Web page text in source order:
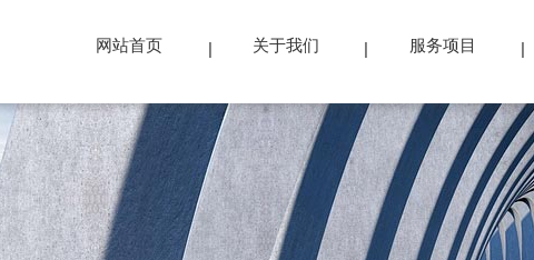
网站首页 关于我们 服务项目